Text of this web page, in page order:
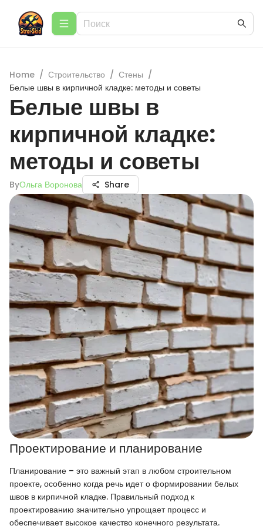
Home / Строительство / Стены /
Белые швы в кирпичной кладке: методы и советы
Белые швы в
кирпичной кладке:
методы и советы
ByОльга Воронова Share
Проектирование и планирование
Планирование – это важный этап в любом строительном
проекте, особенно когда речь идет о формировании белых
швов в кирпичной кладке. Правильный подход к
проектированию значительно упрощает процесс и
обеспечивает высокое качество конечного результата.